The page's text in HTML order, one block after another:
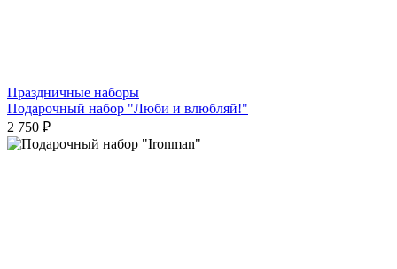
Праздничные наборы
Подарочный набор "Люби и влюбляй!"
2 750 ₽